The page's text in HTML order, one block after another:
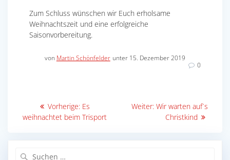
Zum Schluss wünschen wir Euch erholsame
Weihnachtszeit und eine erfolgreiche
Saisonvorbereitung.
von Martin Schönfelder unter 15. Dezember 2019
0
Beitragsnavigation
Vorherige: Vorheriger
Beitrag:
Es
weihnachtet beim Trisport
Weiter: Nächster
Beitrag:
Wir warten auf´s
Christkind